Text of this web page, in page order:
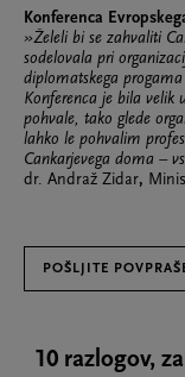
Konferenca
»Želeli bi se zahvaliti
sodelovala pri
diplomatskega
Konferenca je bila velik
pohvale, tako glede
lahko le pohvalim
Cankarjevega doma –
dr. Andraž Zidar,
POŠLJITE
10 razlogov,